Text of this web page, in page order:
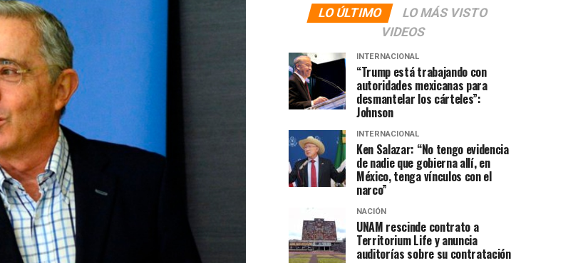
LO ÚLTIMO
LO MÁS VISTO
VIDEOS
INTERNACIONAL
“Trump está trabajando con
autoridades mexicanas para
desmantelar los cárteles”:
Johnson
INTERNACIONAL
Ken Salazar: “No tengo evidencia
de nadie que gobierna allí, en
México, tenga vínculos con el
narco”
NACIÓN
UNAM rescinde contrato a
Territorium Life y anuncia
auditorías sobre su contratación